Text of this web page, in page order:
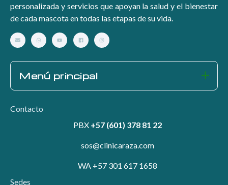
personalizada y servicios que apoyan la salud y el bienestar
de cada mascota en todas las etapas de su vida.
Menú principal
Contacto
PBX +57 (601) 378 81 22
sos@clinicaraza.com
WA +57 301 617 1658
Sedes